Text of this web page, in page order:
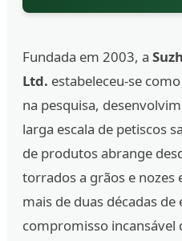
Fundada em 2003, a
Ltd. estabeleceu-se
na pesquisa,
larga escala de petiscos
de produtos abrange
torrados a grãos e nozes
mais de duas décadas
compromisso